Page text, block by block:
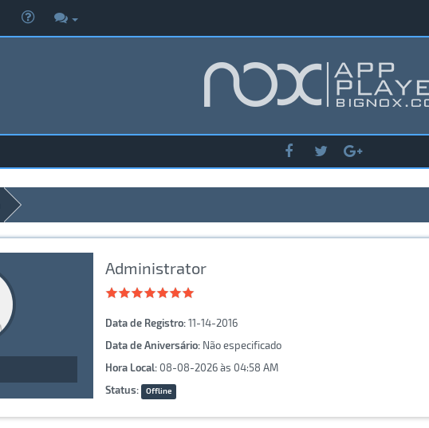
Administrator
Data de Registro:11-14-2016
Data de Aniversário: Não especificado
Hora Local:08-08-2026 às 04:58 AM
Status:
Offline